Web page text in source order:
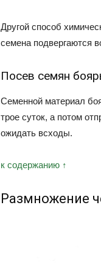
Другой способ
семена подвергаются
Посев семян
Семенной материал
трое суток, а потом
ожидать всходы.
к содержанию ↑
Размножение